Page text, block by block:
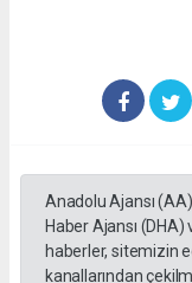
Anadolu Ajansı
Haber Ajansı
haberler, sitemizin
kanallarından